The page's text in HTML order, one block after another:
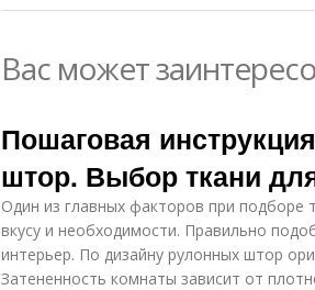
Вас может
Пошаговая
штор. Выбор ткани
Один из главных факторов при
вкусу и необходимости. Правильно
интерьер. По дизайну рулонных штор
Затененность комнаты зависит от